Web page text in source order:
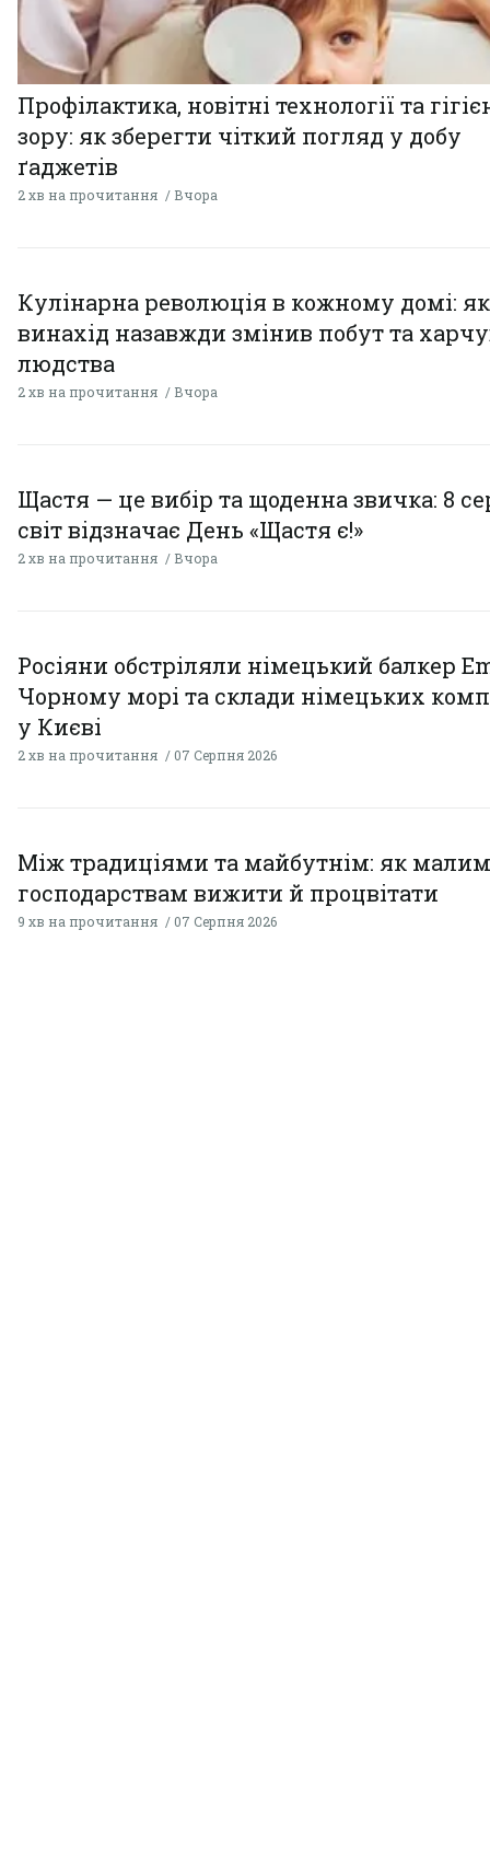
Профілактика, новітні технології та
зору: як зберегти чіткий погляд у добу
ґаджетів
2 хв на прочитання Вчора
Кулінарна революція в кожному домі:
винахід назавжди змінив побут та
людства
2 хв на прочитання Вчора
Щастя — це вибір та щоденна звичка: 8
світ відзначає День «Щастя є!»
2 хв на прочитання Вчора
Росіяни обстріляли німецький балкер
Чорному морі та склади німецьких
у Києві
2 хв на прочитання 07 Серпня 2026
Між традиціями та майбутнім: як малим
господарствам вижити й процвітати
9 хв на прочитання 07 Серпня 2026